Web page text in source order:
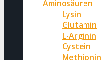
Aminosäuren
Lysin
Glutamin
L-Arginin
Cystein
Methionin